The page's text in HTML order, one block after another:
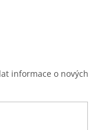
informace o nových